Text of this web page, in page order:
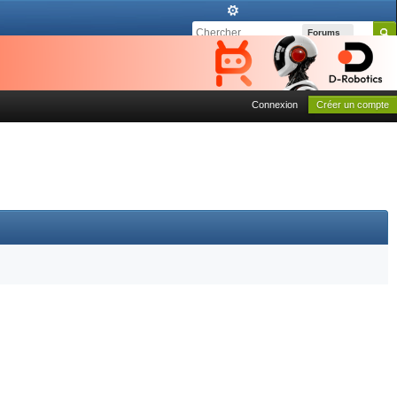
Forums
Connexion Créer un compte